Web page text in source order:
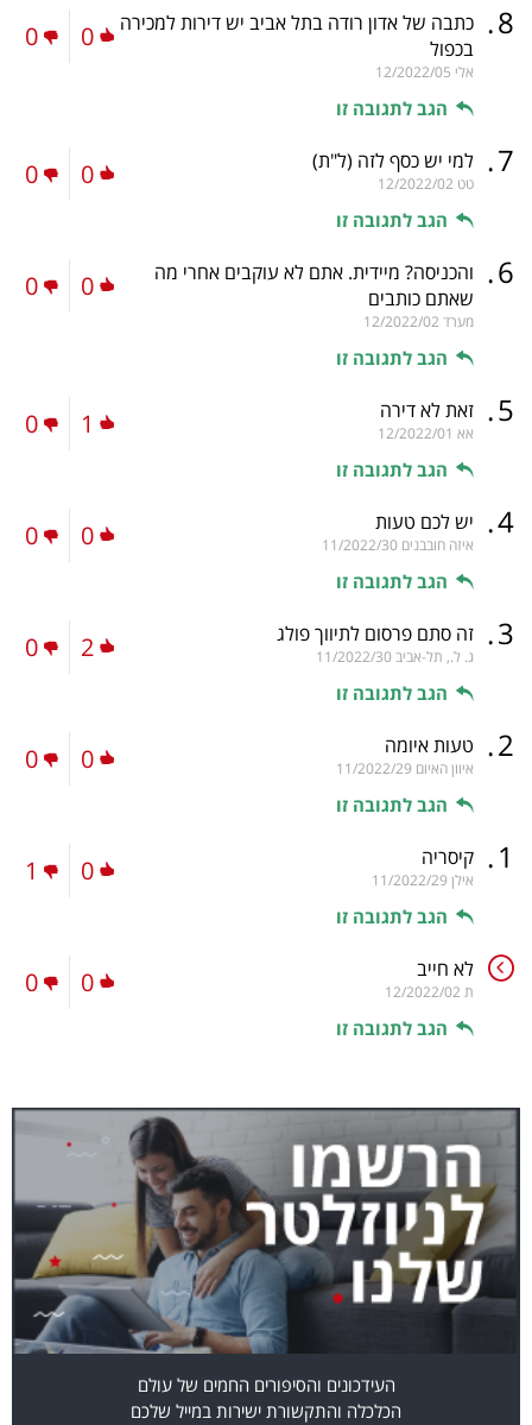
8
. כתבה של אדון רודה בתל אביב יש דירות למכירה
בכפול
אלי 12/2022/05
הגב לתגובה זו
0
0
7
. למי יש כסף לזה (ל"ת)
טט 12/2022/02
הגב לתגובה זו
0
0
6
. והכניסה? מיידית. אתם לא עוקבים אחרי מה
שאתם כותבים
מערד 12/2022/02
הגב לתגובה זו
0
0
5
. זאת לא דירה
אא 12/2022/01
הגב לתגובה זו
1
0
4
. יש לכם טעות
איזה חובבנים 11/2022/30
הגב לתגובה זו
0
0
3
. זה סתם פרסום לתיווך פולג
ג. ל., תל-אביב 11/2022/30
הגב לתגובה זו
2
0
2
. טעות איומה
איוון האיום 11/2022/29
הגב לתגובה זו
0
0
1
. קיסריה
אילן 11/2022/29
הגב לתגובה זו
0
1
לא חייב
ת 12/2022/02
הגב לתגובה זו
0
0
העידכונים והסיפורים החמים של עולם
הכלכלה והתקשורת ישירות במייל שלכם